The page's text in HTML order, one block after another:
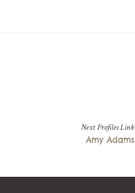
NextProfilesLink
Amy Adams